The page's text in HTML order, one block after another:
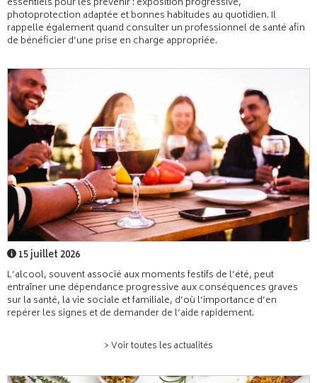
photoprotection adaptée et bonnes habitudes au quotidien. Il
rappelle également quand consulter un professionnel de santé afin
de bénéficier d’une prise en charge appropriée.
15 juillet 2026
L’alcool, souvent associé aux moments festifs de l’été, peut
entraîner une dépendance progressive aux conséquences graves
sur la santé, la vie sociale et familiale, d’où l’importance d’en
repérer les signes et de demander de l’aide rapidement.
> Voir toutes les actualités